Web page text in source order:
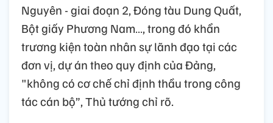
Nguyên - giai đoạn 2, Đóng tàu Dung Quất,
Bột giấy Phương Nam…, trong đó khẩn
trương kiện toàn nhân sự lãnh đạo tại các
đơn vị, dự án theo quy định của Đảng,
"không có cơ chế chỉ định thầu trong công
tác cán bộ”, Thủ tướng chỉ rõ.